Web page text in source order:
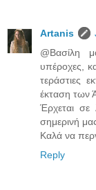
Artanis
@Βασίλη
υπέροχες,
τεράστιες
έκταση των
Έρχεται σε
σημερινή
Καλά να
Reply